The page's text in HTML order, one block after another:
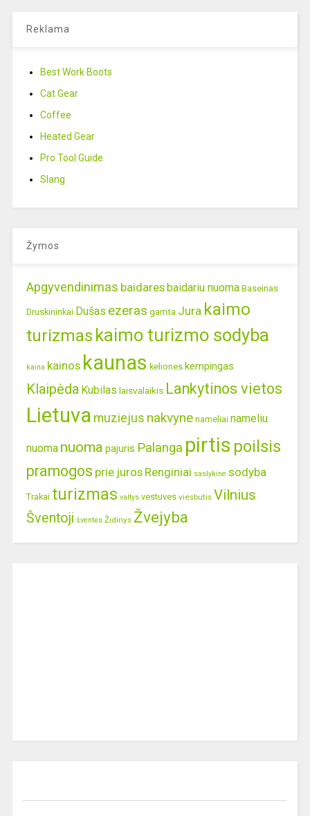
Reklama
Best Work Boots
Cat Gear
Coffee
Heated Gear
Pro Tool Guide
Slang
Žymos
Apgyvendinimas baidaresbaidariu nuoma Baseinas
Druskininkai Dušas ezeras gamta Jura kaimo
turizmas kaimo turizmo sodyba
kaina kainos kaunas keliones kempingas
Klaipėda Kubilas laisvalaikis Lankytinos vietos
Lietuva muziejus nakvyne nameliai nameliu
nuoma nuoma pajuris Palanga pirtis poilsis
pramogos prie juros Renginiai saslykine sodyba
Trakai turizmas valtys vestuves viesbutis Vilnius
Šventoji šventės Židinys Žvejyba